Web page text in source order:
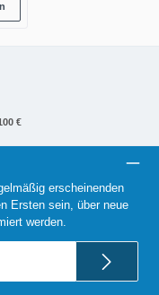
€
erscheinenden
Ersten sein, über neue
werden.